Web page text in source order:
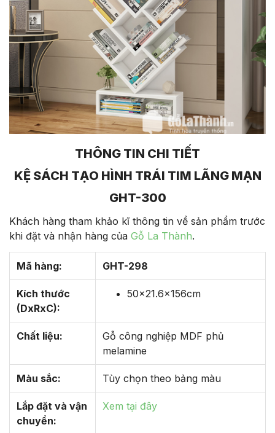
THÔNG TIN CHI TIẾT
KỆ SÁCH TẠO HÌNH TRÁI TIM LÃNG MẠN
GHT-300
Khách hàng tham khảo kĩ thông tin về sản phẩm trước
khi đặt và nhận hàng của Gỗ La Thành.
Mã hàng: GHT-298
Kích thước
(DxRxC):
50×21.6x156cm
Chất liệu:
Gỗ công nghiệp MDF phủ
melamine
Màu sắc: Tùy chọn theo bảng màu
Lắp đặt và vận
chuyển:
Xem tại đây